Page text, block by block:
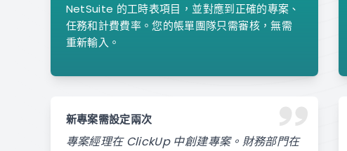
NetSuite 的工時表項目，並對應到正確的專案、
任務和計費費率。您的帳單團隊只需審核，無需
重新輸入。
新專案需設定兩次
專案經理在 ClickUp 中創建專案。財務部門在